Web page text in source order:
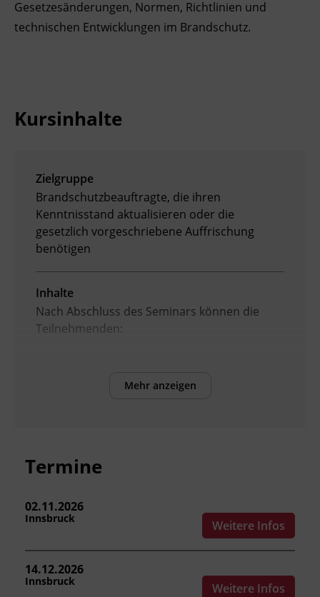
Ingenieurzertifizierung
Deutsch und Integration
BFI Reutte
Gesetzesänderungen, Normen, Richtlinien und
technischen Entwicklungen im Brandschutz.
Kursinhalte
Zielgruppe
Brandschutzbeauftragte, die ihren
Kenntnisstand aktualisieren oder die
gesetzlich vorgeschriebene Auffrischung
benötigen
Inhalte
Nach Abschluss des Seminars können die
Teilnehmenden:
neue Normen und Richtlinien
die Neuerungen in der eigenen Funktion
praxisnah umsetzen.
Präsenzunterricht
Mehr anzeigen
Termine
02.11.2026
Innsbruck Weitere Infos
14.12.2026
Innsbruck Weitere Infos